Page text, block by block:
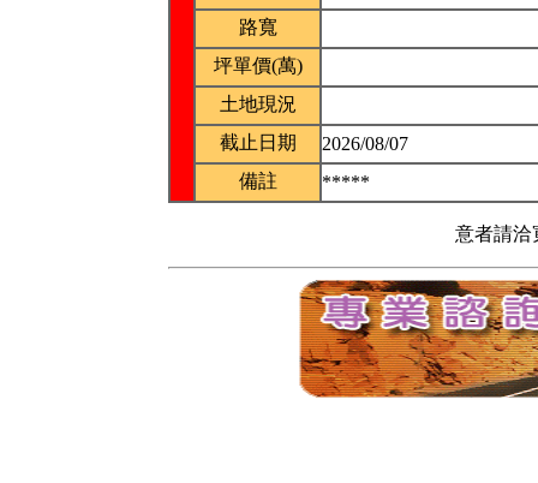
路寬
坪單價(萬)
土地現況
截止日期
2026/08/07
備註
*****
意者請洽